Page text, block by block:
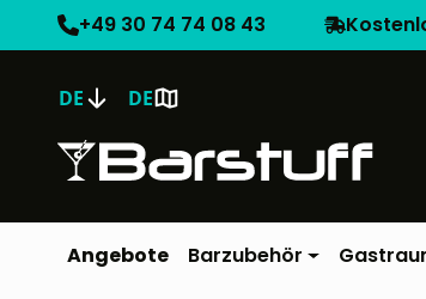
+49 30 74 74 08 43
DE DE
Angebote Barzubehör